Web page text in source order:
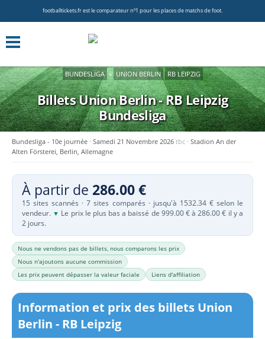
footballtickets.fr est le comparateur nº1 pour les places de matchs de foot.
BUNDESLIGA » UNION BERLIN RB LEIPZIG
Billets Union Berlin - RB Leipzig
Bundesliga
Bundesliga - 10e journée Samedi 21 Novembre 2026 tbc
Stadion An der
Alten Försterei, Berlin, Allemagne
À partir de 286.00 €
15 sites scannés · 7 sites comparés · jusqu'à 1532.34 € selon le
vendeur. ▼ Le prix le plus bas a baissé de 999.00 € à 286.00 € il y a
2 jours.
Nous ne vendons pas de billets, nous comparons les prix
Nous n'ajoutons aucune commission
Les prix peuvent dépasser la valeur faciale
Liens d'affiliation
Information et prix des billets Union
Berlin - RB Leipzig